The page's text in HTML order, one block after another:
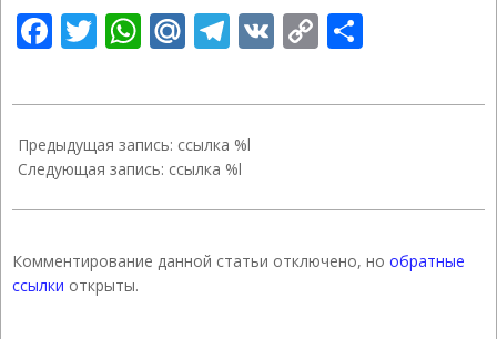
Facebook
Twitter
WhatsApp
Mail.Ru
Telegram
VK Copy
01-
18
Предыдущая запись: ссылка %l
Следующая запись: ссылка %l
Комментирование данной статьи отключено, но обратные
ссылки открыты.